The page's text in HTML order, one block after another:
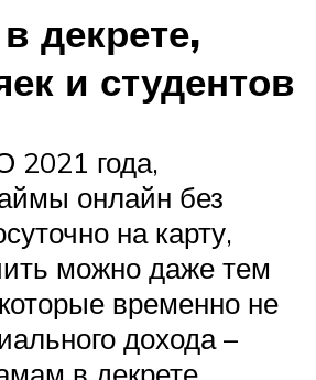
декрете,
и студентов
года,
онлайн без
на карту,
можно даже тем
временно не
дохода –